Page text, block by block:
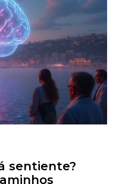
sentiente?